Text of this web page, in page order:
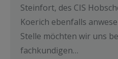
Steinfort, des CIS
Koerich ebenfalls
Stelle möchten wir uns
fachkundigen…